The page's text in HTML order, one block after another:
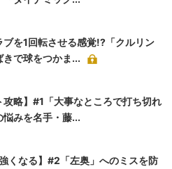
ブを1回転させる感覚!?「クルリン
で球をつかま...
攻略】#1「大事なところで打ち切れ
みを名手・藤...
くなる】#2「左奥」へのミスを防